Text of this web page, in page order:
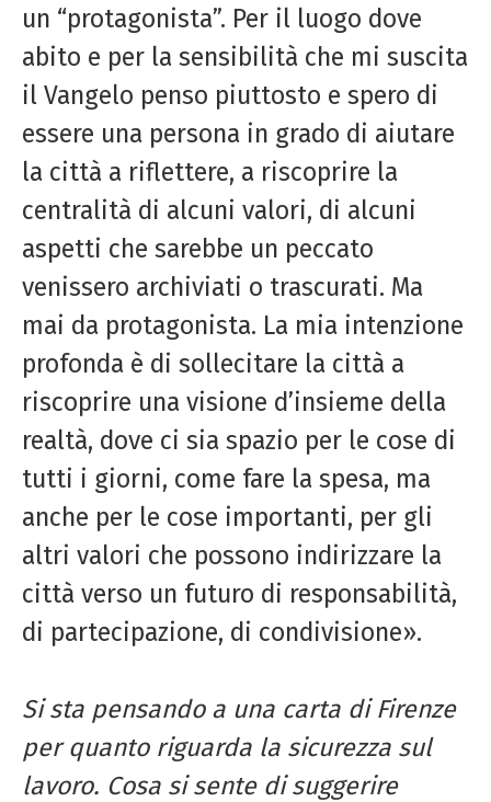
un “protagonista”. Per il luogo dove
abito e per la sensibilità che mi suscita
il Vangelo penso piuttosto e spero di
essere una persona in grado di aiutare
la città a riflettere, a riscoprire la
centralità di alcuni valori, di alcuni
aspetti che sarebbe un peccato
venissero archiviati o trascurati. Ma
mai da protagonista. La mia intenzione
profonda è di sollecitare la città a
riscoprire una visione d’insieme della
realtà, dove ci sia spazio per le cose di
tutti i giorni, come fare la spesa, ma
anche per le cose importanti, per gli
altri valori che possono indirizzare la
città verso un futuro di responsabilità,
di partecipazione, di condivisione».
Si sta pensando a una carta di Firenze
per quanto riguarda la sicurezza sul
lavoro. Cosa si sente di suggerire